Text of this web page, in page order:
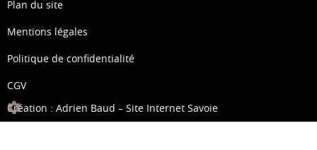
Plan du site
Mentions légales
Politique de confidentialité
CGV
Création : Adrien Baud – Site Internet Savoie